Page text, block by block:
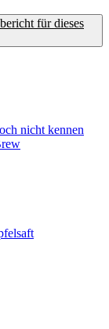
für dieses
nicht kennen